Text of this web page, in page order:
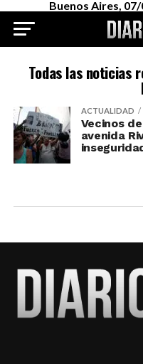
Buenos Aires,
Todas las noticias
ACTUALIDAD
Vecinos
avenida